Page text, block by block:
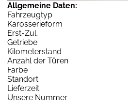
Allgemeine Daten:
Fahrzeugtyp
Karosserieform
Erst-Zul.
Getriebe
Kilometerstand
Anzahl der Türen
Farbe
Standort
Lieferzeit
Unsere Nummer